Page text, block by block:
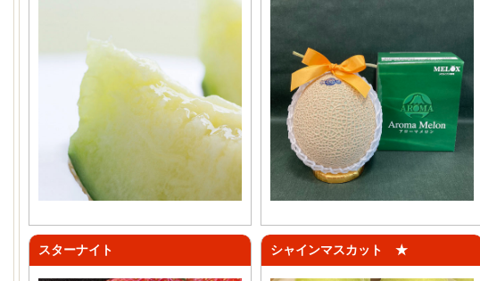
スターナイト シャインマスカット ★